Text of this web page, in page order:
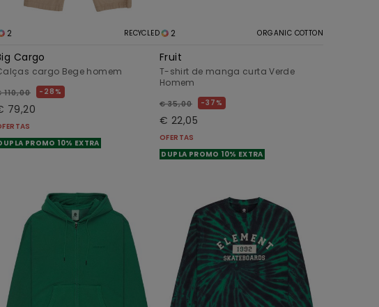
2 RECYCLED
Cargo
cargo Bege homem
110,00 28%
79,20
PROMO 10% EXTRA
2 ORGANIC COTTON
Fruit
T-shirt de manga curta Verde
Homem
€ 35,00 37%
€ 22,05
OFERTAS
DUPLA PROMO 10% EXTRA